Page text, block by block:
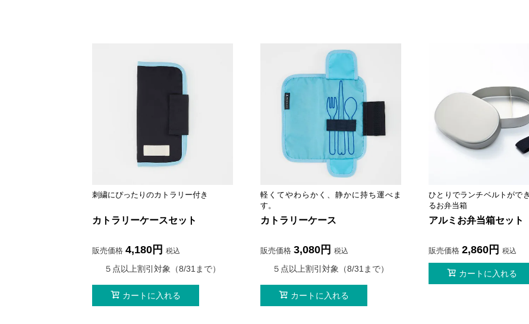
刺繍にぴったりのカトラリー付き
カトラリーケースセット
販売価格 4,180 税込
５点以上割引対象（8/31まで）
カートに入れる
軽くてやわらかく、静かに持ち運べま
す。
カトラリーケース
販売価格 3,080 税込
５点以上割引対象（8/31まで）
カートに入れる
ひとりでランチベルトがで
るお弁当箱
アルミお弁当箱セット
販売価格 2,860 税込
カートに入れる